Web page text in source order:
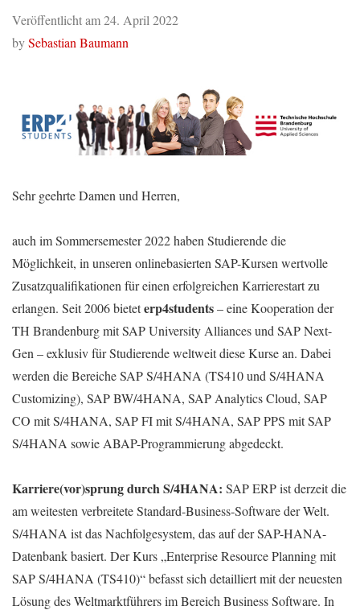
Veröffentlicht am24. April 2022
bySebastian Baumann
Sehr geehrte Damen und Herren,
auch im Sommersemester 2022 haben Studierende die
Möglichkeit, in unseren onlinebasierten SAP-Kursen wertvolle
Zusatzqualifikationen für einen erfolgreichen Karrierestart zu
erlangen. Seit 2006 bieteterp4students– eine Kooperation der
TH Brandenburg mit SAP University Alliances und SAP Next-
Gen – exklusiv für Studierende weltweit diese Kurse an. Dabei
werden die Bereiche SAP S/4HANA (TS410 und S/4HANA
Customizing), SAP BW/4HANA, SAP Analytics Cloud, SAP
CO mit S/4HANA, SAP FI mit S/4HANA, SAP PPS mit SAP
S/4HANA sowie ABAP-Programmierung abgedeckt.
Karriere(vor)sprung durch S/4HANA: SAP ERP ist derzeit die
am weitesten verbreitete Standard-Business-Software der Welt.
S/4HANA ist das Nachfolgesystem, das auf der SAP-HANA-
Datenbank basiert. Der Kurs „Enterprise Resource Planning mit
SAP S/4HANA (TS410)“ befasst sich detailliert mit der neuesten
Lösung des Weltmarktführers im Bereich Business Software. In